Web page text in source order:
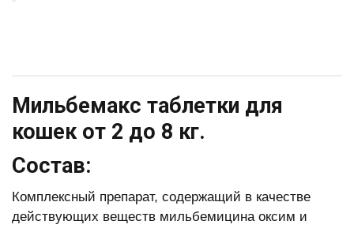
Мильбемакс таблетки для
кошек от 2 до 8 кг.
Состав:
Комплексный препарат, содержащий в качестве
действующих веществ мильбемицина оксим и